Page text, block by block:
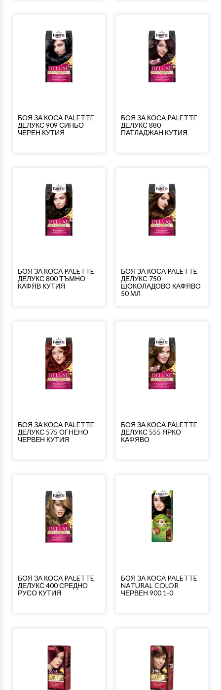
БОЯ ЗА КОСА PALETTE
ДЕЛУКС 909 СИНЬО
ЧЕРЕН КУТИЯ
БОЯ ЗА КОСА PALETTE
ДЕЛУКС 880
ПАТЛАДЖАН КУТИЯ
БОЯ ЗА КОСА PALETTE
ДЕЛУКС 800 ТЪМНО
КАФЯВ КУТИЯ
БОЯ ЗА КОСА PALETTE
ДЕЛУКС 750
ШОКОЛАДОВО КАФЯВО
50 МЛ
БОЯ ЗА КОСА PALETTE
ДЕЛУКС 575 ОГНЕНО
ЧЕРВЕН КУТИЯ
БОЯ ЗА КОСА PALETTE
ДЕЛУКС 555 ЯРКО
КАФЯВО
БОЯ ЗА КОСА PALETTE
ДЕЛУКС 400 СРЕДНО
РУСО КУТИЯ
БОЯ ЗА КОСА PALETTE
NATURAL COLOR
ЧЕРВЕН 900 1-0